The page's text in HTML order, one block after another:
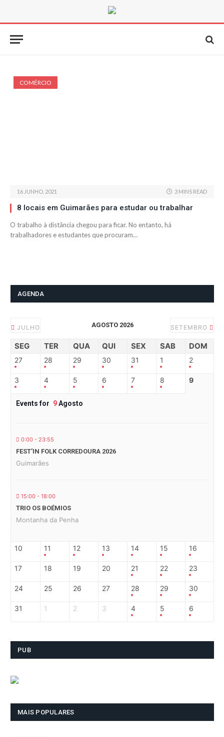
COMÉRCIO
16 JUNHO, 2021 3 MINS READ
8 locais em Guimarães para estudar ou trabalhar
O trabalho à distância chegou para ficar. No entanto, há
trabalhadores e estudantes que procuram…
AGENDA
JULHO AGOSTO 2026 SETEMBRO
SEG TER QUA QUI SEX SAB DOM
27 28 29 30 31 1 2
3 4 5 6 7 8 9
Events for 9Agosto
0:00 - 23:55
FEST’IN FOLK CORREDOURA 2026
Guimarães
15:00 - 18:00
TRIO OS BOÉMIOS
Montanha da Penha
10 11 12 13 14 15 16
17 18 19 20 21 22 23
24 25 26 27 28 29 30
31 1 2 3 4 5 6
PUB
MAIS POPULARES